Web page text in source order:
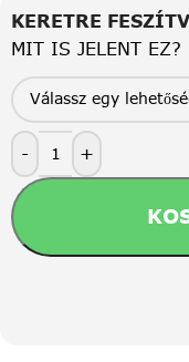
KERETRE
MIT IS JELENT EZ?
- +